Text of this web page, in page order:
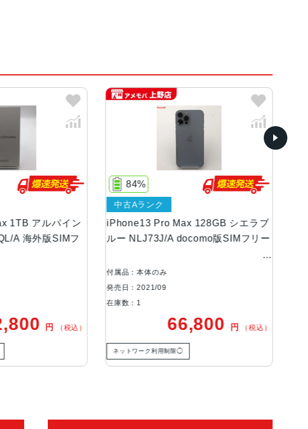
ルバー、シエラブルー、アルパイングリーン
1TB
クリーンOLEDディスプレイ
等級（最大水深6メートルで最大30分間）
望遠、広角、超広角カメラ望遠：ƒ/2.8絞り値広角：ƒ/1.
と120°視野角3倍の光学ズームイン、2倍の光学ズーム
ンジ最大15倍のデジタルズーム
識の有効化
パイン
SIMフ
（税込）
iPhone13 Pro Max 128GB シエラブ
ルー NLJ73J/A docomo版SIMフリー
84%
中古Aランク
付属品：本体のみ
発売日：2021/09
66,800円 （税込）
ネットワーク利用制限◯
iPhone13
グリーン